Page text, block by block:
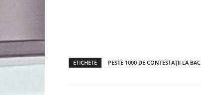
ETICHETE PESTE 1000 DE CONTESTAȚII LA BAC